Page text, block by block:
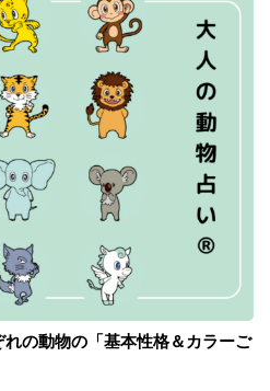
れの動物の「基本性格＆カラーご